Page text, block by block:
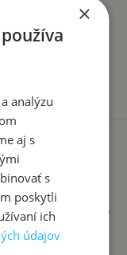
poctivé jedlá zo
×
analýzu
aj s
s
poskytli
ich
údajov